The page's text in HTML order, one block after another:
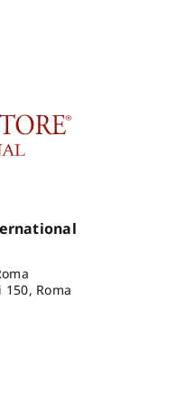
150, Roma